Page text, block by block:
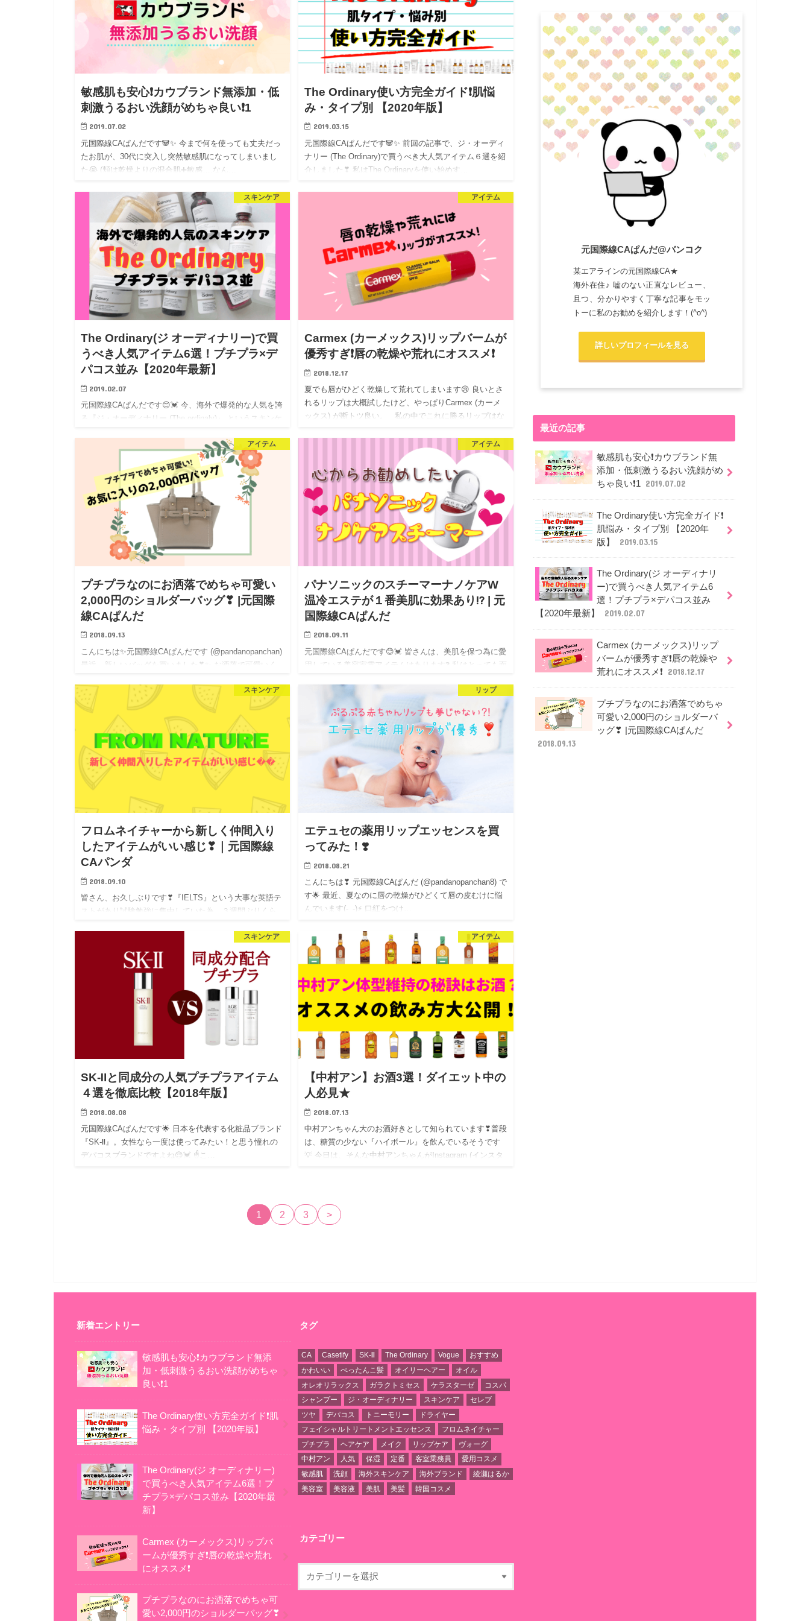
敏感肌も安心❗カウブランド無添加・低
刺激うるおい洗顔がめちゃ良い❗1
2019.07.02
元国際線CAぱんだです🐼✨ 今まで何を使っても丈夫だっ
たお肌が、30代に突入し突然敏感肌になってしまいまし
た😭 (頬は乾燥よりの混合肌➕敏感….なん…
The Ordinary使い方完全ガイド❗肌悩
み・タイプ別 【2020年版】
2019.03.15
元国際線CAぱんだです🐼✨ 前回の記事で、ジ・オーディ
ナリー (The Ordinary)で買うべき大人気アイテム６選を紹
介しました❣ 私はThe Ordinaryを使い始めす…
スキンケア
The Ordinary(ジ オーディナリー)で買
うべき人気アイテム6選！プチプラ×デ
パコス並み【2020年最新】
2019.02.07
元国際線CAぱんだです😊💓 今、海外で爆発的な人気を誇
る『ジ・オーディナリー (The ordinaly)』 というスキンケ
アイテム
Carmex (カーメックス)リップバームが
優秀すぎ❗唇の乾燥や荒れにオススメ❗
2018.12.17
夏でも唇がひどく乾燥して荒れてしまいます😢 良いとさ
れるリップは大概試したけど、やっぱりCarmex (カーメ
ックス) が断トツ良い。 私の中でこれに勝るリップはな
アイテム
プチプラなのにお洒落でめちゃ可愛い
2,000円のショルダーバッグ❣ |元国際
線CAぱんだ
2018.09.13
こんにちは✨元国際線CAぱんだです (@pandanopanchan)
最近、新しいバッグを買いました❣✨ お洒落で可愛いく
アイテム
パナソニックのスチーマーナノケアW
温冷エステが１番美肌に効果あり⁉️ | 元
国際線CAぱんだ
2018.09.11
元国際線CAぱんだです😊💓 皆さんは、美肌を保つ為に愛
用している美容家電アイテムはあります❓ 私はとっても面
スキンケア
フロムネイチャーから新しく仲間入り
したアイテムがいい感じ❣｜元国際線
CAパンダ
2018.09.10
皆さん、お久しぶりです❣『IELTS』という大事な英語テ
ストがあり試験勉強に集中していた為、３週間ぶりくら
リップ
エテュセの薬用リップエッセンスを買
ってみた！❣️
2018.08.21
こんにちは❣ 元国際線CAぱんだ (@pandanopanchan8) で
す🌟 最近、夏なのに唇の乾燥がひどくて唇の皮むけに悩
んでいます(-_-)⚡️ 口紅をつけ…
スキンケア
SK-Ⅱと同成分の人気プチプラアイテム
４選を徹底比較【2018年版】
2018.08.08
元国際線CAぱんだです🌟 日本を代表する化粧品ブランド
『SK-Ⅱ』。女性なら一度は使ってみたい！と思う憧れの
デパコスブランドですよね😌💓 ☝️こ…
アイテム
【中村アン】お酒3選！ダイエット中の
人必見★
2018.07.13
中村アンちゃん大のお酒好きとして知られています❣普段
は、糖質の少ない『ハイボール』を飲んでいるそうです
💡 今日は、そんな中村アンちゃんがInstagram (インスタ
1 2 3 >
元国際線CAぱんだ@バンコク
某エアラインの元国際線CA★
海外在住♪ 嘘のない正直なレビュー、
且つ、分かりやすく丁寧な記事をモッ
トーに私のお勧めを紹介します！(^o^)
詳しいプロフィールを見る
最近の記事
敏感肌も安心❗カウブランド無
添加・低刺激うるおい洗顔がめ
ちゃ良い❗1
2019.07.02
The Ordinary使い方完全ガイド❗
肌悩み・タイプ別 【2020年
版】
2019.03.15
The Ordinary(ジ オーディナリ
ー)で買うべき人気アイテム6
選！プチプラ×デパコス並み
【2020年最新】
2019.02.07
Carmex (カーメックス)リップ
バームが優秀すぎ❗唇の乾燥や
荒れにオススメ❗
2018.12.17
プチプラなのにお洒落でめちゃ
可愛い2,000円のショルダーバ
ッグ❣ |元国際線CAぱんだ
2018.09.13
新着エントリー
敏感肌も安心❗カウブランド無添
加・低刺激うるおい洗顔がめちゃ
良い❗1
The Ordinary使い方完全ガイド❗肌
悩み・タイプ別 【2020年版】
The Ordinary(ジ オーディナリー)
で買うべき人気アイテム6選！プ
チプラ×デパコス並み【2020年最
新】
Carmex (カーメックス)リップバ
ームが優秀すぎ❗唇の乾燥や荒れ
にオススメ❗
プチプラなのにお洒落でめちゃ可
愛い2,000円のショルダーバッグ❣
タグ
CA Casetify SK-Ⅱ The Ordinary Vogue
おすすめ
かわいい
ぺったんこ髪 オイリーヘアー
オイル
オレオリラックス
ガラクトミセス ケラスターゼ
コスパ
シャンプー
ジ・オーディナリー スキンケア
セレブ
ツヤ
デパコス トニーモリー
ドライヤー
フェイシャルトリートメントエッセンス
フロムネイチャー
プチプラ
ヘアケア メイク リップケア
ヴォーグ
中村アン
人気 保湿 定番 客室乗務員
愛用コスメ
敏感肌
洗顔 海外スキンケア 海外ブランド
綾瀬はるか
美容室
美容液 美肌 美髪 韓国コスメ
カテゴリー